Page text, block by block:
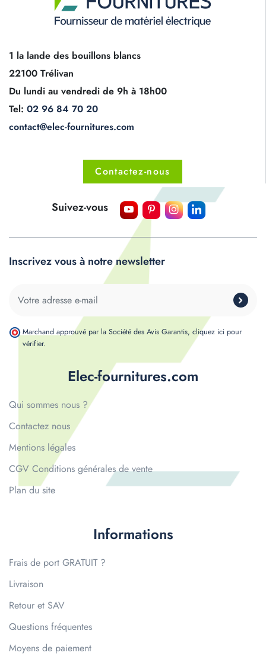
1 la lande des bouillons blancs
22100 Trélivan
Du lundi au vendredi de 9h à 18h00
Tel: 02 96 84 70 20
contact@elec-fournitures.com
Contactez-nous
Elec-fournitures.com
Qui sommes nous ?
Contactez nous
Mentions légales
CGV Conditions générales de vente
Plan du site
Informations
Frais de port GRATUIT ?
Livraison
Retour et SAV
Questions fréquentes
Moyens de paiement
Suivez-vous
Inscrivez vous à notre newsletter
Marchand approuvé par la Société des Avis Garantis, cliquez ici pour
vérifier.